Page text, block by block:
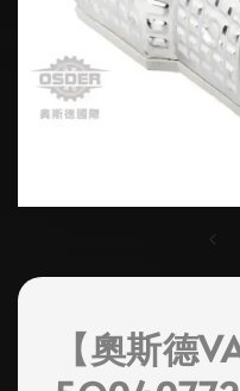
【奧斯德